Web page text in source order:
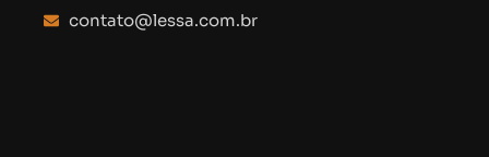
contato@lessa.com.br